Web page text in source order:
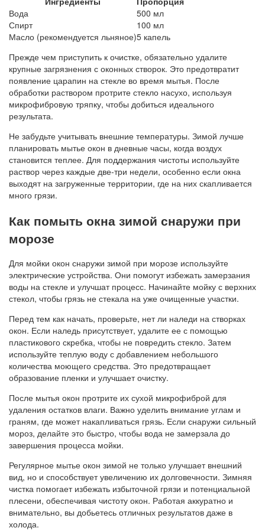
Вода
500 мл
Спирт
100 мл
Масло (рекомендуется льняное)5 капель
Прежде чем приступить к очистке, обязательно удалите
крупные загрязнения с оконных створок. Это предотвратит
появление царапин на стекле во время мытья. После
обработки раствором протрите стекло насухо, используя
микрофибровую тряпку, чтобы добиться идеального
результата.
Не забудьте учитывать внешние температуры. Зимой лучше
планировать мытье окон в дневные часы, когда воздух
становится теплее. Для поддержания чистоты используйте
раствор через каждые две-три недели, особенно если окна
выходят на загруженные территории, где на них скапливается
много грязи.
Как помыть окна зимой снаружи при
морозе
Для мойки окон снаружи зимой при морозе используйте
электрические устройства. Они помогут избежать замерзания
воды на стекле и улучшат процесс. Начинайте мойку с верхних
стекол, чтобы грязь не стекала на уже очищенные участки.
Перед тем как начать, проверьте, нет ли наледи на створках
окон. Если наледь присутствует, удалите ее с помощью
пластикового скребка, чтобы не повредить стекло. Затем
используйте теплую воду с добавлением небольшого
количества моющего средства. Это предотвращает
образование пленки и улучшает очистку.
После мытья окон протрите их сухой микрофиброй для
удаления остатков влаги. Важно уделить внимание углам и
граням, где может накапливаться грязь. Если снаружи сильный
мороз, делайте это быстро, чтобы вода не замерзала до
завершения процесса мойки.
Регулярное мытье окон зимой не только улучшает внешний
вид, но и способствует увеличению их долговечности. Зимняя
чистка помогает избежать избыточной грязи и потенциальной
плесени, обеспечивая чистоту окон. Работая аккуратно и
внимательно, вы добьетесь отличных результатов даже в
холода.